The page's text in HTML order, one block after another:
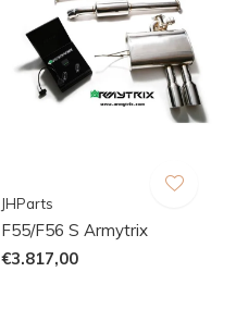
JHParts
F55/F56 S Armytrix
€3.817,00